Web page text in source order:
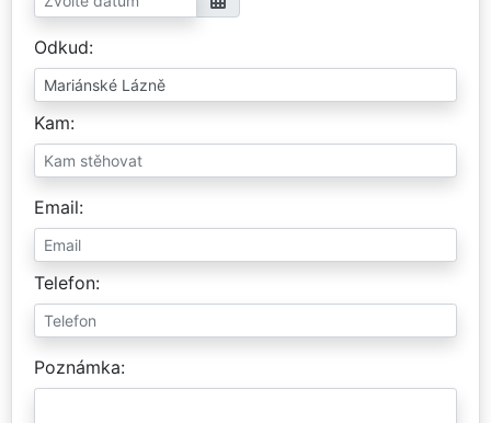
Odkud
Kam
Email
Telefon
Poznámka